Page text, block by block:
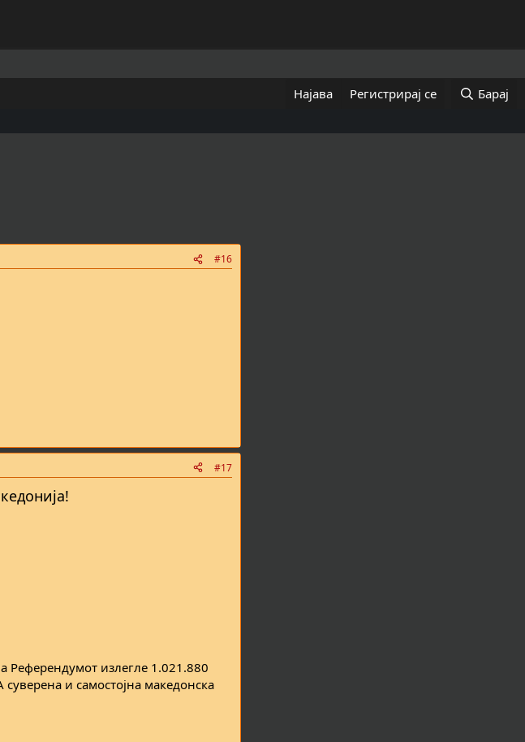
Најава Регистрирај се Барај
#16
#17
Референдумот излегле 1.021.880
и самостојна македонска